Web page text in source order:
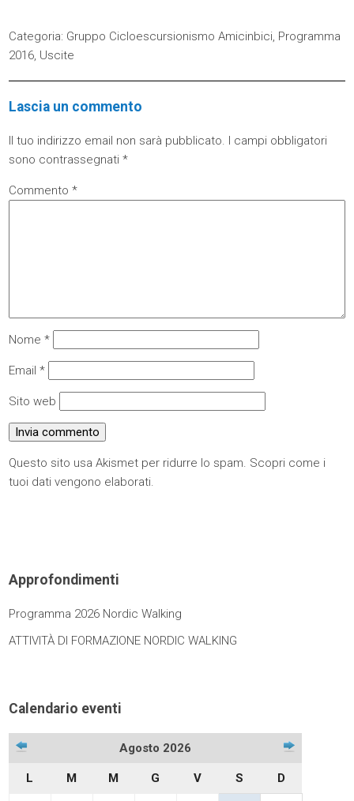
Categoria: Gruppo Cicloescursionismo Amicinbici, Programma
2016, Uscite
Lascia un commento
Il tuo indirizzo email non sarà pubblicato. I campi obbligatori
sono contrassegnati*
Commento*
Nome*
Email*
Sito web
Questo sito usa Akismet per ridurre lo spam. Scopri come i
tuoi dati vengono elaborati.
Approfondimenti
Programma 2026 Nordic Walking
ATTIVITÀ DI FORMAZIONE NORDIC WALKING
Calendario eventi
Agosto 2026
L M M G V S D